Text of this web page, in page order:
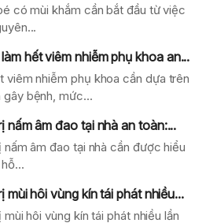
có mùi khắm cần bắt đầu từ việc
hết viêm nhiễm phụ khoa an...
viêm nhiễm phụ khoa cần dựa trên
gây bệnh, mức...
nấm âm đao tại nhà an toàn:...
âm đao tại nhà cần được hiểu
mùi hôi vùng kín tái phát nhiều...
hôi vùng kín tái phát nhiều lần